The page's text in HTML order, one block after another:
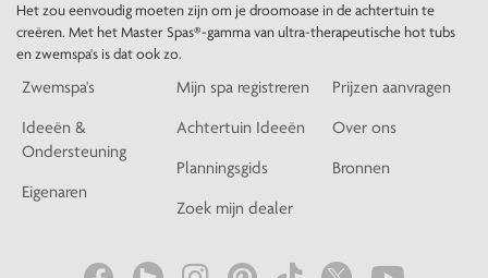
Het zou eenvoudig moeten zijn om je droomoase in de achtertuin te
creëren. Met het Master Spas®-gamma van ultra-therapeutische hot tubs
en zwemspa's is dat ook zo.
Zwemspa's
Ideeën &
Ondersteuning
Eigenaren
Mijn spa registreren
Achtertuin Ideeën
Planningsgids
Zoek mijn dealer
Prijzen aanvragen
Over ons
Bronnen